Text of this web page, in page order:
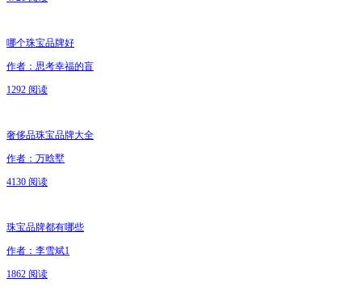
哪个珠宝品牌好
作者：思考幸福的盲
1292 阅读
奢侈品珠宝品牌大全
作者：万晗墅
4130 阅读
珠宝品牌都有哪些
作者：李雪斌1
1862 阅读